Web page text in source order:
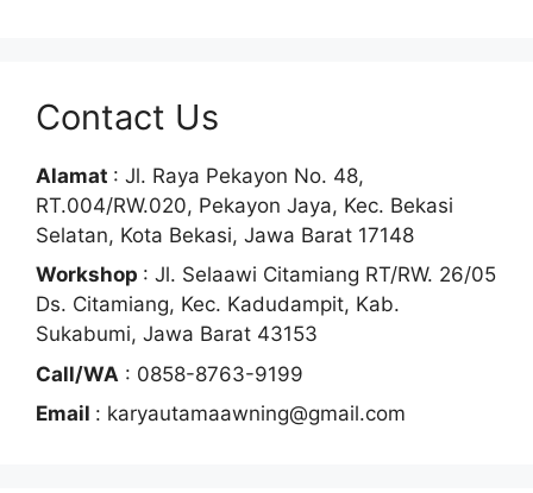
Contact Us
Alamat : Jl. Raya Pekayon No. 48,
RT.004/RW.020, Pekayon Jaya, Kec. Bekasi
Selatan, Kota Bekasi, Jawa Barat 17148
Workshop : Jl. Selaawi Citamiang RT/RW. 26/05
Ds. Citamiang, Kec. Kadudampit, Kab.
Sukabumi, Jawa Barat 43153
Call/WA : 0858-8763-9199
Email : karyautamaawning@gmail.com